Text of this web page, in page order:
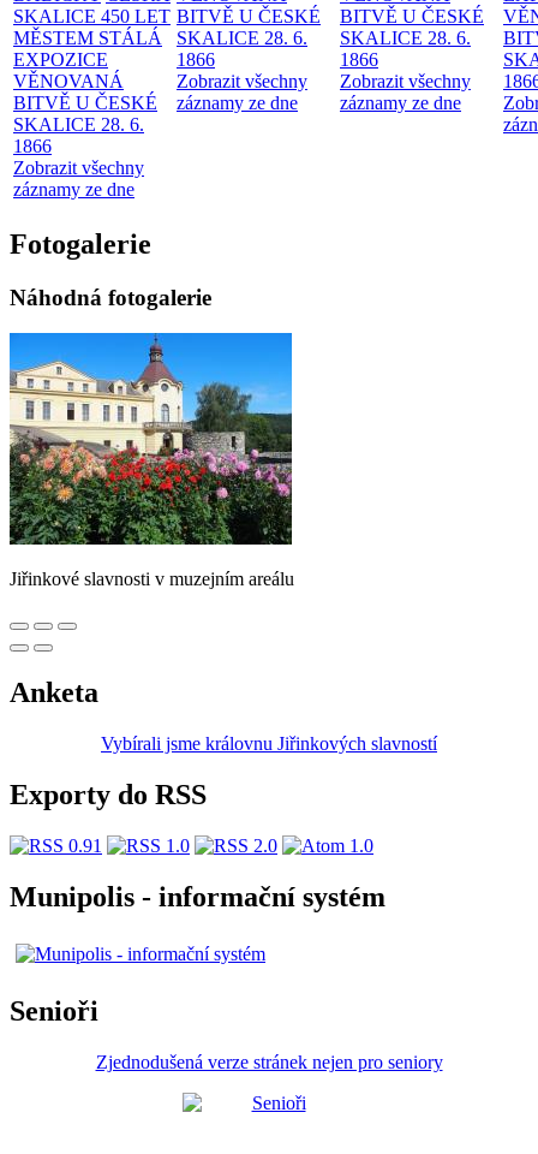
SKALICE 450 LET
MĚSTEM STÁLÁ
EXPOZICE
VĚNOVANÁ
BITVĚ U ČESKÉ
SKALICE 28. 6.
1866
Zobrazit všechny
záznamy ze dne
BITVĚ U ČESKÉ
SKALICE 28. 6.
1866
Zobrazit všechny
záznamy ze dne
BITVĚ U ČESKÉ
SKALICE 28. 6.
1866
Zobrazit všechny
záznamy ze dne
Fotogalerie
Náhodná fotogalerie
Jiřinkové slavnosti v muzejním areálu
Anketa
Vybírali jsme královnu Jiřinkových slavností
Exporty do RSS
Munipolis - informační systém
Senioři
Zjednodušená verze stránek nejen pro seniory